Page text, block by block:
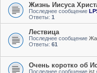
Жизнь Иисуса
Последнее сообщение
Ответы: 1
Лествица
Последнее сообщение
Ответы: 61
Очень коротко об
Последнее сообщение ist